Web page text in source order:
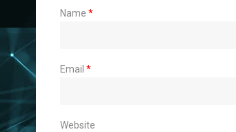
Name *
Email *
Website